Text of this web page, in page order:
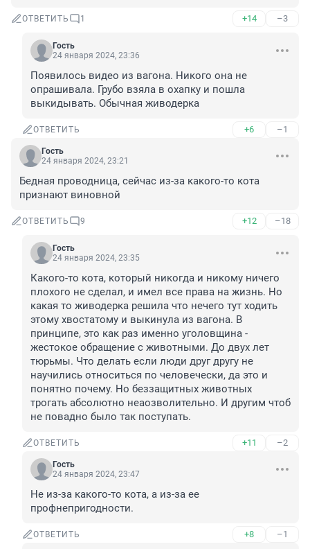
ОТВЕТИТЬ 1 +14 –3
Гость
24 января 2024, 23:36
Появилось видео из вагона. Никого она не
опрашивала. Грубо взяла в охапку и пошла
выкидывать. Обычная живодерка
ОТВЕТИТЬ +6 –1
Гость
24 января 2024, 23:21
Бедная проводница, сейчас из-за какого-то кота
признают виновной
ОТВЕТИТЬ 9 +12 –18
Гость
24 января 2024, 23:35
Какого-то кота, который никогда и никому ничего
плохого не сделал, и имел все права на жизнь. Но
какая то живодерка решила что нечего тут ходить
этому хвостатому и выкинула из вагона. В
принципе, это как раз именно уголовщина -
жестокое обращение с животными. До двух лет
тюрьмы. Что делать если люди друг другу не
научились относиться по человечески, да это и
понятно почему. Но беззащитных животных
трогать абсолютно неаозволительно. И другим чтоб
не повадно было так поступать.
ОТВЕТИТЬ +11 –2
Гость
24 января 2024, 23:47
Не из-за какого-то кота, а из-за ее
профнепригодности.
ОТВЕТИТЬ +8 –1